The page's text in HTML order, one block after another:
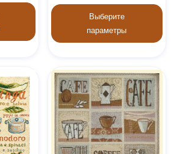
Выберите
параметры